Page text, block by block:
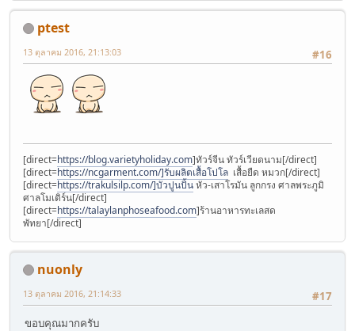
ptest
#16
13 ตุลาคม 2016, 21:13:03
[direct=https://blog.varietyholiday.com]ทัวร์จีน ทัวร์เวียดนาม[/direct]
[direct=https://ncgarment.com/]รับผลิตเสื้อโปโล เสื้อยืด หมวก[/direct]
[direct=https://trakulsilp.com/]บัวปูนปั้นหัว-เสาโรมัน ลูกกรง ศาลพระภูมิ
ศาลโมเดิร์น[/direct]
[direct=https://talaylanphoseafood.com]ร้านอาหารทะเลสด
พัทยา[/direct]
nuonly
#17
13 ตุลาคม 2016, 21:14:33
ขอบคุณมากครับ